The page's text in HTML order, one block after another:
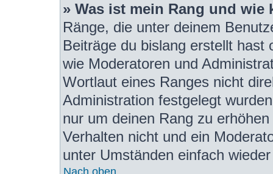
» Was ist mein Rang und
Ränge, die unter deinem
Beiträge du bislang erstellt
wie Moderatoren und
Wortlaut eines Ranges nicht
Administration festgelegt
nur um deinen Rang zu
Verhalten nicht und ein
unter Umständen einfach
Nach oben